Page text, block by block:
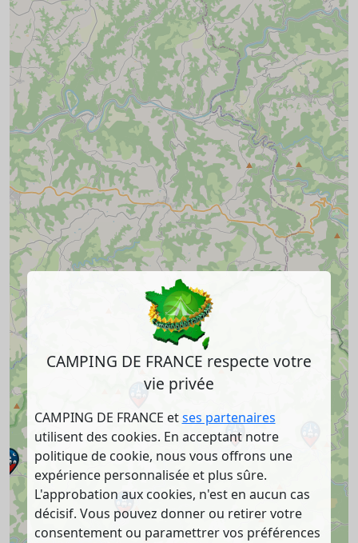
CAMPING DE FRANCE respecte votre
vie privée
CAMPING DE FRANCE etses partenaires
utilisent des cookies. En acceptant notre
politique de cookie, nous vous offrons une
expérience personnalisée et plus sûre.
L'approbation aux cookies, n'est en aucun cas
décisif. Vous pouvez donner ou retirer votre
consentement ou paramettrer vos préférences